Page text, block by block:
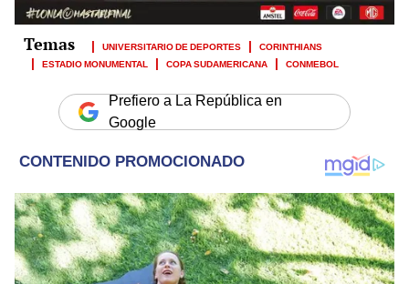
UNIVERSITARIO DE DEPORTES
CORINTHIANS
ESTADIO MONUMENTAL
COPA SUDAMERICANA CONMEBOL
Prefiero a La República en
Google